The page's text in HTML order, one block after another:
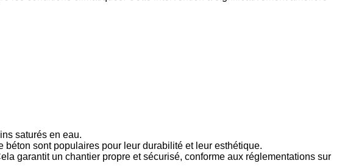
saturés en eau.
béton sont populaires pour leur durabilité et leur esthétique.
garantit un chantier propre et sécurisé, conforme aux réglementations sur